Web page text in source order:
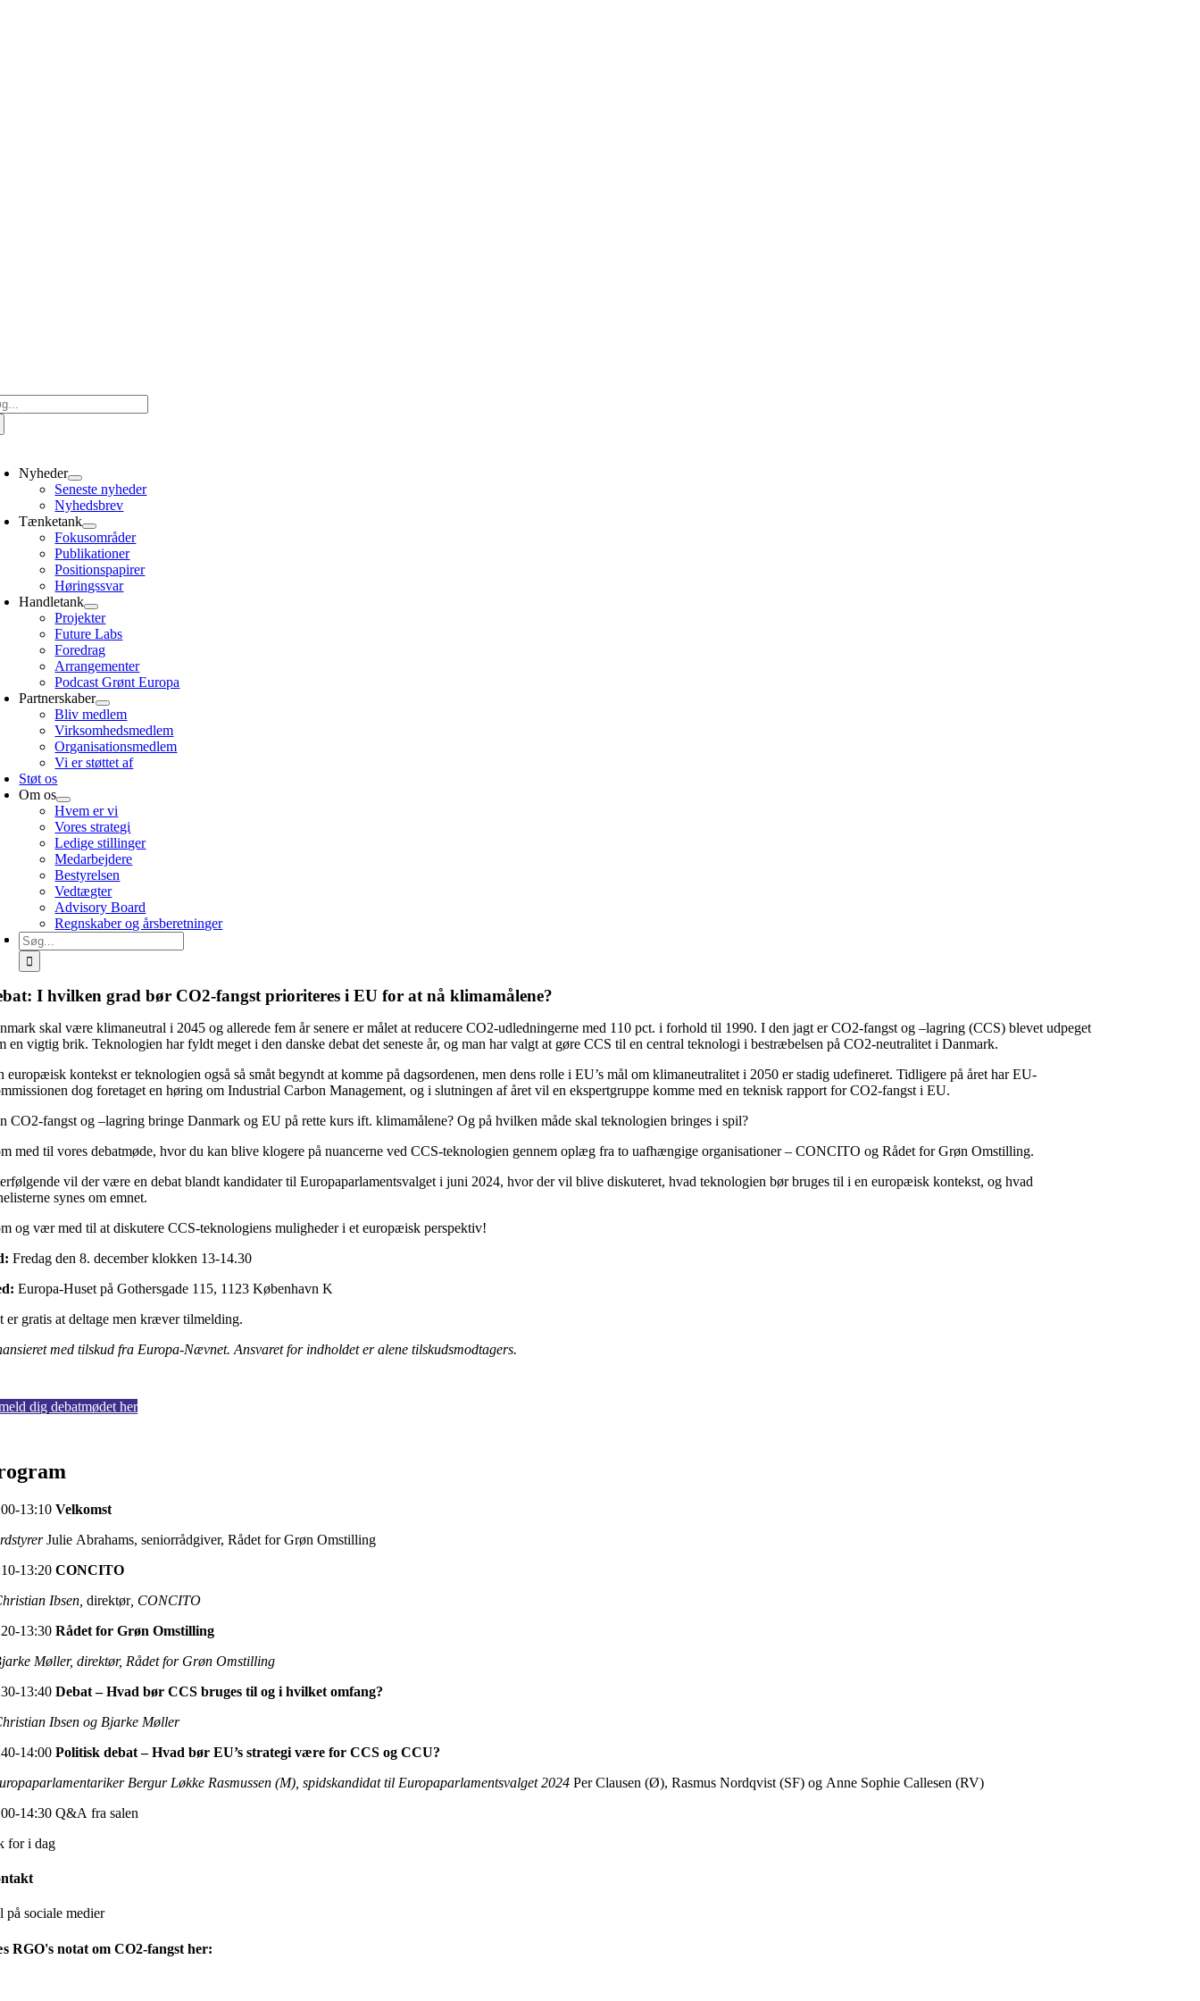
Nyheder
Seneste nyheder
Nyhedsbrev
Tænketank
Fokusområder
Publikationer
Positionspapirer
Høringssvar
Handletank
Projekter
Future Labs
Foredrag
Arrangementer
Podcast Grønt Europa
Partnerskaber
Bliv medlem
Virksomhedsmedlem
Organisationsmedlem
Vi er støttet af
Støt os
Om os
Hvem er vi
Vores strategi
Ledige stillinger
Medarbejdere
Bestyrelsen
Vedtægter
Advisory Board
Regnskaber og årsberetninger
Søg
efter:
I hvilken grad bør CO2-fangst prioriteres i EU for at nå klimamålene?
skal være klimaneutral i 2045 og allerede fem år senere er målet at reducere CO2-udledningerne med 110 pct. i forhold til 1990. I den jagt er CO2-fangst og –lagring (CCS) blevet udpeget
en vigtig brik. Teknologien har fyldt meget i den danske debat det seneste år, og man har valgt at gøre CCS til en central teknologi i bestræbelsen på CO2-neutralitet i Danmark.
europæisk kontekst er teknologien også så småt begyndt at komme på dagsordenen, men dens rolle i EU’s mål om klimaneutralitet i 2050 er stadig udefineret. Tidligere på året har EU-
dog foretaget en høring om Industrial Carbon Management, og i slutningen af året vil en ekspertgruppe komme med en teknisk rapport for CO2-fangst i EU.
CO2-fangst og –lagring bringe Danmark og EU på rette kurs ift. klimamålene? Og på hvilken måde skal teknologien bringes i spil?
med til vores debatmøde, hvor du kan blive klogere på nuancerne ved CCS-teknologien gennem oplæg fra to uafhængige organisationer – CONCITO og Rådet for Grøn Omstilling.
vil der være en debat blandt kandidater til Europaparlamentsvalget i juni 2024, hvor der vil blive diskuteret, hvad teknologien bør bruges til i en europæisk kontekst, og hvad
synes om emnet.
og vær med til at diskutere CCS-teknologiens muligheder i et europæisk perspektiv!
Fredag den 8. december klokken 13-14.30
Europa-Huset på Gothersgade 115, 1123 København K
er gratis at deltage men kræver tilmelding.
med tilskud fra Europa-Nævnet. Ansvaret for indholdet er alene tilskudsmodtagers.
dig debatmødet her
13:10Velkomst
Julie Abrahams, seniorrådgiver, Rådet for Grøn Omstilling
13:20CONCITO
Ibsen,direktør, CONCITO
13:30Rådet for Grøn Omstilling
Møller, direktør, Rådet for Grøn Omstilling
13:40Debat – Hvad bør CCS bruges til og i hvilket omfang?
Ibsen og Bjarke Møller
14:00Politisk debat – Hvad bør EU’s strategi være for CCS og CCU?
Bergur Løkke Rasmussen (M), spidskandidat til Europaparlamentsvalget 2024 Per Clausen (Ø), Rasmus Nordqvist (SF) og Anne Sophie Callesen (RV)
14:30 Q&A fra salen
for i dag
på sociale medier
RGO's notat om CO2-fangst her: